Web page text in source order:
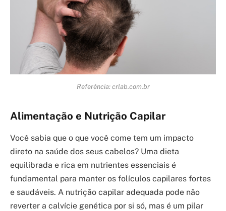
Referência: crlab.com.br
Alimentação e Nutrição Capilar
Você sabia que o que você come tem um impacto
direto na saúde dos seus cabelos? Uma dieta
equilibrada e rica em nutrientes essenciais é
fundamental para manter os folículos capilares fortes
e saudáveis. A nutrição capilar adequada pode não
reverter a calvície genética por si só, mas é um pilar